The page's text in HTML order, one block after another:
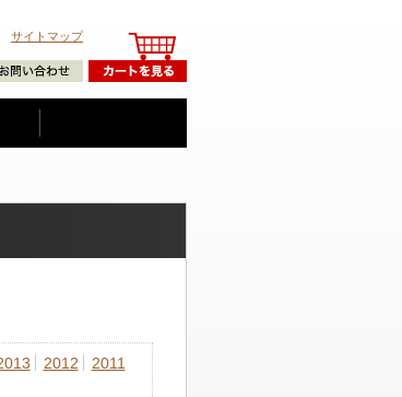
サイトマップ
2012
2011